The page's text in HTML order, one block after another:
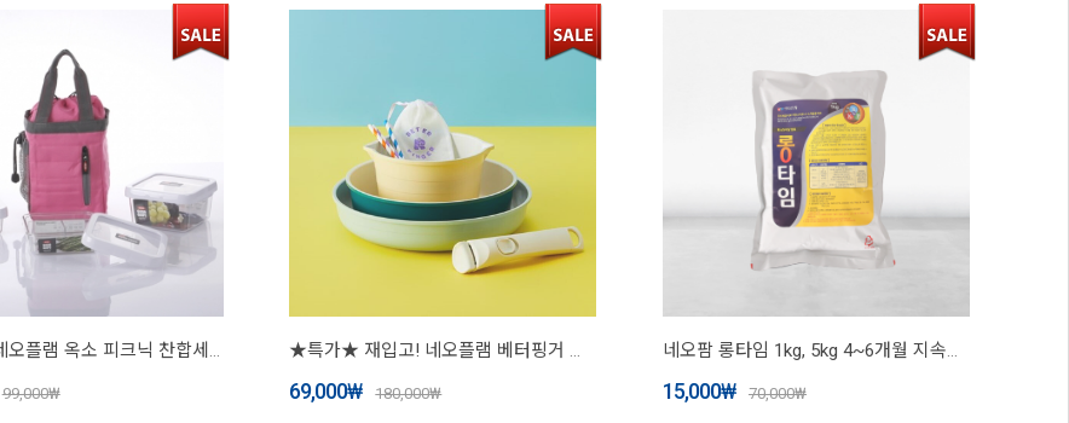
★특가★ 네오플램 옥소 피크닉 찬합세트
99,000₩
★특가★ 재입고! 네오플램 베터핑거 원더핸즈 쿡웨어 세트+캠핑가방 포함
69,000₩ 180,000₩
네오팜 롱타임 1kg, 5kg 4~6개월 지속성장 비료 영양제
15,000₩ 70,000₩